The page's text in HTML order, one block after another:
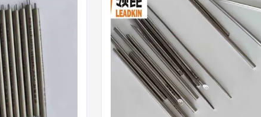
Ultra-high
cm3 Thick
than the
Solution heat
strength,
thermocouple and instrument machine
Place of Origin: Zhejiang, China
(Mainland) Eco-friendly: Yes MOQ: 100m
Certificate: ISO Making sample time